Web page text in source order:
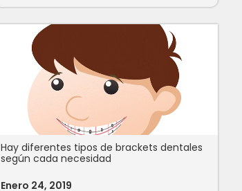
Hay diferentes tipos de brackets dentales
según cada necesidad
Enero 24, 2019